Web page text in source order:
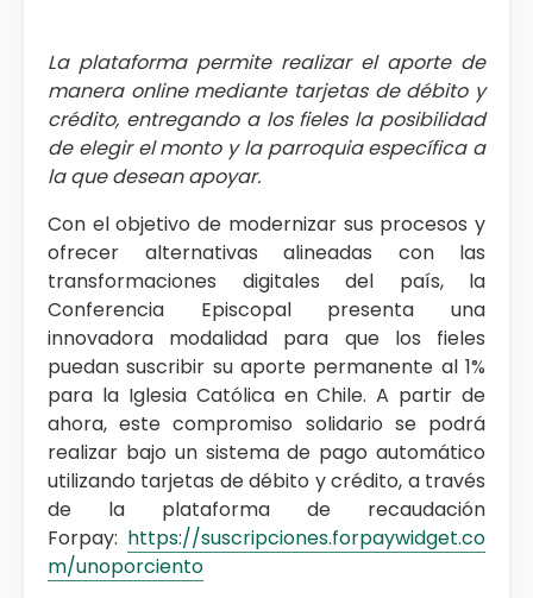
La plataforma permite realizar el aporte de
manera online mediante tarjetas de débito y
crédito, entregando a los fieles la posibilidad
de elegir el monto y la parroquia específica a
la que desean apoyar.
Con el objetivo de modernizar sus procesos y
ofrecer alternativas alineadas con las
transformaciones digitales del país, la
Conferencia Episcopal presenta una
innovadora modalidad para que los fieles
puedan suscribir su aporte permanente al 1%
para la Iglesia Católica en Chile. A partir de
ahora, este compromiso solidario se podrá
realizar bajo un sistema de pago automático
utilizando tarjetas de débito y crédito, a través
de la plataforma de recaudación
Forpay: https://suscripciones.forpaywidget.co
m/unoporciento